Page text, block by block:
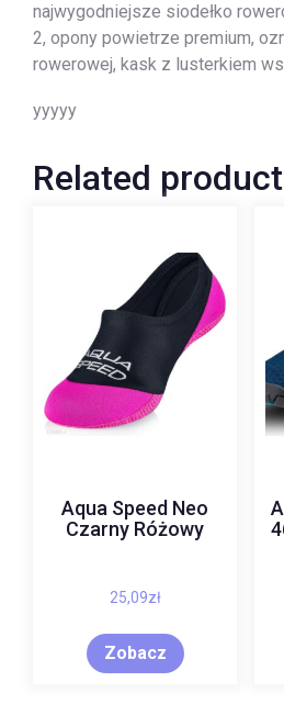
najwygodniejsze siodełko
2, opony powietrze premium,
rowerowej, kask z lusterkiem
yyyyy
Related
Aqua Speed Neo
Czarny Różowy
25,09zł
Zobacz